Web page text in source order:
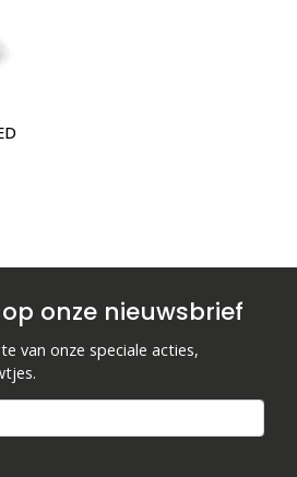
onze nieuwsbrief
van onze speciale acties,